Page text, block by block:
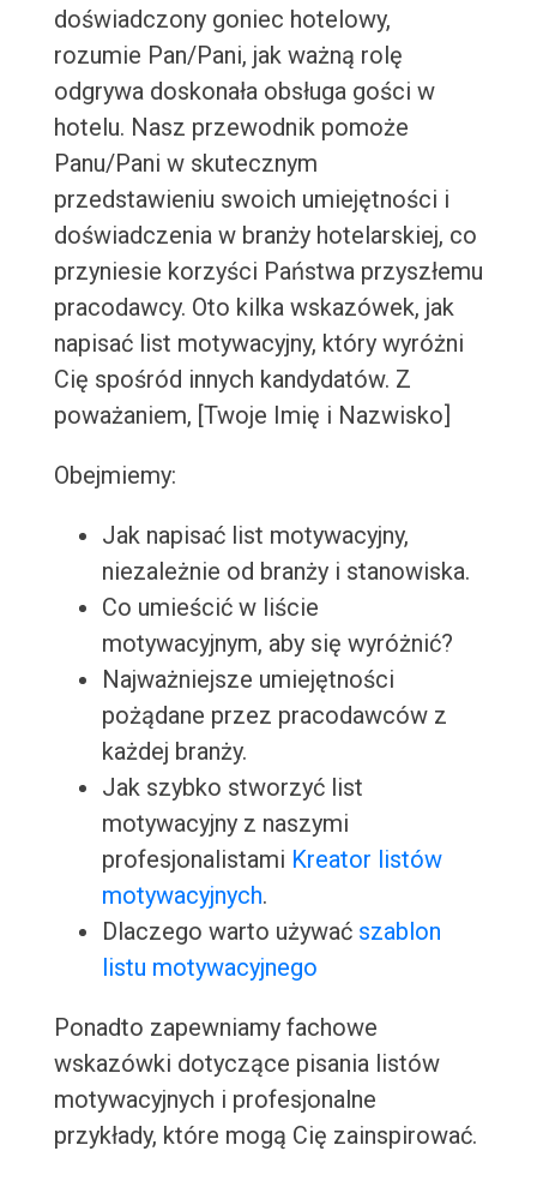
doświadczony goniec hotelowy,
rozumie Pan/Pani, jak ważną rolę
odgrywa doskonała obsługa gości w
hotelu. Nasz przewodnik pomoże
Panu/Pani w skutecznym
przedstawieniu swoich umiejętności i
doświadczenia w branży hotelarskiej, co
przyniesie korzyści Państwa przyszłemu
pracodawcy. Oto kilka wskazówek, jak
napisać list motywacyjny, który wyróżni
Cię spośród innych kandydatów. Z
poważaniem, [Twoje Imię i Nazwisko]
Obejmiemy:
Jak napisać list motywacyjny,
niezależnie od branży i stanowiska.
Co umieścić w liście
motywacyjnym, aby się wyróżnić?
Najważniejsze umiejętności
pożądane przez pracodawców z
każdej branży.
Jak szybko stworzyć list
motywacyjny z naszymi
profesjonalistami Kreator listów
motywacyjnych.
Dlaczego warto używać szablon
listu motywacyjnego
Ponadto zapewniamy fachowe
wskazówki dotyczące pisania listów
motywacyjnych i profesjonalne
przykłady, które mogą Cię zainspirować.